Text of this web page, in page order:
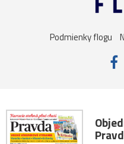
Podmienky flogu